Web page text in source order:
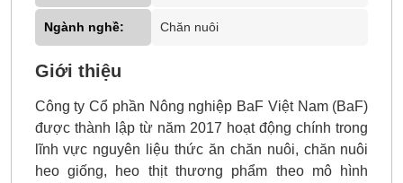
Ngành nghề: Chăn nuôi
Giới thiệu
Công ty Cổ phần Nông nghiệp BaF Việt Nam (BaF)
được thành lập từ năm 2017 hoạt động chính trong
lĩnh vực nguyên liệu thức ăn chăn nuôi, chăn nuôi
heo giống, heo thịt thương phẩm theo mô hình